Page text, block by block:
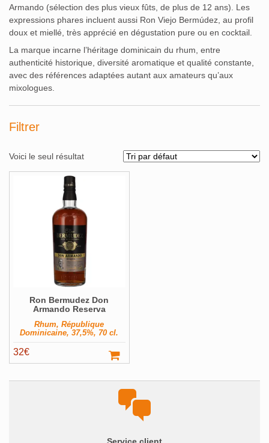
Armando (sélection des plus vieux fûts, de plus de 12 ans)
Les
expressions phares incluent aussi Ron Viejo Bermúdez, au profil
doux et miellé, très apprécié en dégustation pure ou en cocktail.
La marque incarne l’héritage dominicain du rhum, entre
authenticité historique, diversité aromatique et qualité constante,
avec des références adaptées autant aux amateurs qu’aux
mixologues.
Filtrer
Bouteilles originales
Calendrier de l'avent
Coffrets Cadeau
Magnums et +
Producteur
Volume
Voici le seul résultat
Ron Bermudez Don
Armando Reserva
Rhum, République
Dominicaine, 37,5%, 70 cl.
32€